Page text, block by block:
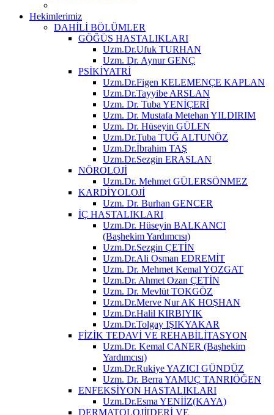
Hekimlerimiz
DAHİLİ BÖLÜMLER
GÖĞÜS HASTALIKLARI
Uzm.Dr.Ufuk TURHAN
Uzm. Dr. Aynur GENÇ
PSİKİYATRİ
Uzm.Dr.Figen KELEMENÇE KAPLAN
Uzm.Dr.Tayyibe ARSLAN
Uzm. Dr. Tuba YENİÇERİ
Uzm. Dr. Mustafa Metehan YILDIRIM
Uzm. Dr. Hüseyin GÜLEN
Uzm.Dr.Tuba TUĞ ALTUNÖZ
Uzm.Dr.İbrahim TAŞ
Uzm.Dr.Sezgin ERASLAN
NÖROLOJİ
Uzm.Dr. Mehmet GÜLERSÖNMEZ
KARDİYOLOJİ
Uzm. Dr. Burhan GENCER
İÇ HASTALIKLARI
Uzm.Dr. Hüseyin BALKANCI
(Başhekim Yardımcısı)
Uzm.Dr.Sezgin ÇETİN
Uzm.Dr.Ali Osman EDREMİT
Uzm. Dr. Mehmet Kemal YOZGAT
Uzm.Dr. Ahmet Ozan ÇETİN
Uzm. Dr. Mevlüt TOKGÖZ
Uzm.Dr.Merve Nur AK HOŞHAN
Uzm.Dr.Halil KIRBIYIK
Uzm.Dr.Tolgay IŞIKYAKAR
FİZİK TEDAVİ VE REHABİLİTASYON
Uzm.Dr. Kemal CANER (Başhekim
Yardımcısı)
Uzm.Dr.Rukiye YAZICI GÜNDÜZ
Uzm. Dr. Berra YAMUÇ TANRIÖĞEN
ENFEKSİYON HASTALIKLARI
Uzm.Dr.Esma YENİİZ(KAYA)
DERMATOLOJİ[DERİ VE